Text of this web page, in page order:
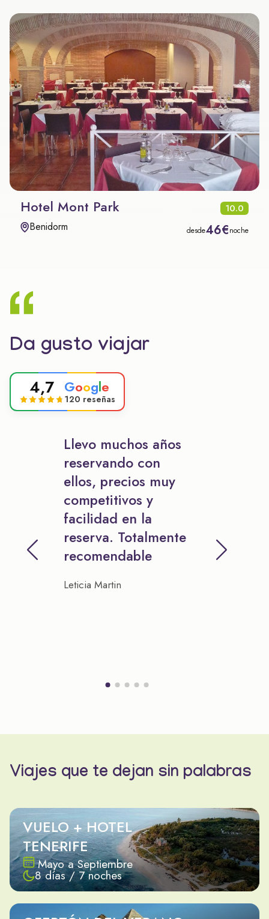
Hotel Mont Park 10.0
Benidorm desde46€noche
Da gusto viajar
4,7 Google
120 reseñas
Llevo muchos años
reservando con
ellos, precios muy
competitivos y
facilidad en la
reserva. Totalmente
recomendable
Leticia Martin
Viajes que te dejan sin palabras
VUELO + HOTEL
TENERIFE
Mayo a Septiembre
8 días / 7 noches